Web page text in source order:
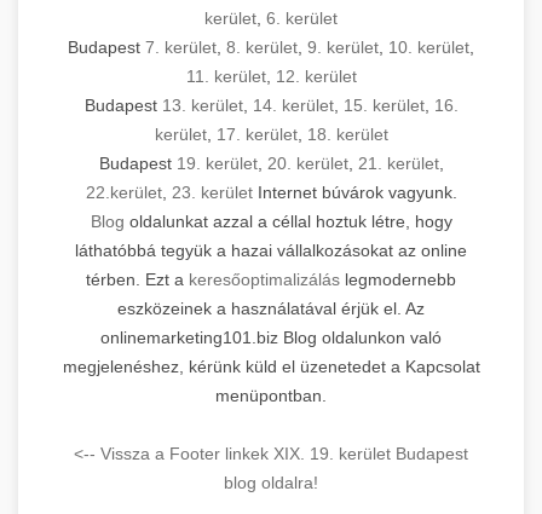
kerület 6. kerület
Budapest 7. kerület 8. kerület 9. kerület 10. kerület
11. kerület, 12. kerület
Budapest 13. kerület, 14. kerület, 15. kerület, 16.
kerület, 17. kerület, 18. kerület
Budapest 19. kerület, 20. kerület, 21. kerület,
22.kerület, 23. kerületInternet búvárok vagyunk.
Blog oldalunkat azzal a céllal hoztuk létre, hogy
láthatóbbá tegyük a hazai vállalkozásokat az online
térben. Ezt a keresőoptimalizálás legmodernebb
eszközeinek a használatával érjük el. Az
onlinemarketing101.biz Blog oldalunkon való
megjelenéshez, kérünk küld el üzenetedet a Kapcsolat
menüpontban.
<-- Vissza a Footer linkek XIX. 19. kerület Budapest
blog oldalra!